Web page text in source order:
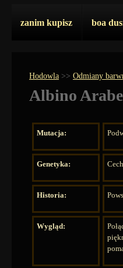
zanim kupisz boa
Hodowla >> Odmiany
Albino
Mutacja:
Genetyka:
Historia:
Wygląd: